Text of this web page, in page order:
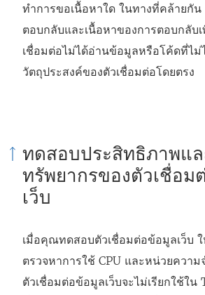
จ
ะ
เ
ปิ
ห
น้
า
ง
ใ
จ
ะ
เ
ห
น้
า
ง
ใ
ก์
จ
ะ
เ
น
ห
ต่
า
ง
ทำการขอเนื้อหาใด ในทางที่คล้ายกัน
ตอบกลับและเนื้อหาของการตอบกลับ
เชื่อมต่อไม่ได้อ่านข้อมูลหรือโค้ดที่ไม่
วัตถุประสงค์ของตัวเชื่อมต่อโดยตรง
ทดสอบประสิทธิภาพแล
ทรัพยากรของตัวเชื่อม
เว็บ
เมื่อคุณทดสอบตัวเชื่อมต่อข้อมูลเว็บ ใ
ตรวจหาการใช้ CPU และหน่วยความ
ตัวเชื่อมต่อข้อมูลเว็บจะไม่เรียกใช้ใน